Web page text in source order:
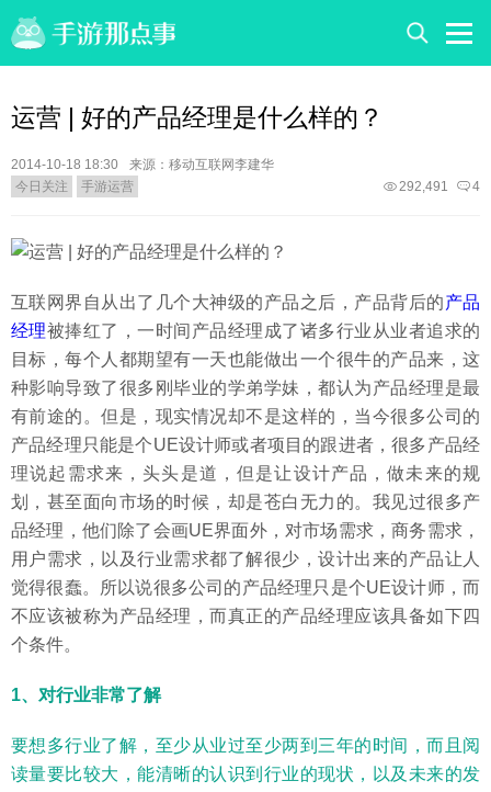
运营 | 好的产品经理是什么样的？
2014-10-18 18:30
来源：移动互联网李建华
今日关注
手游运营 4
292,491
互联网界自从出了几个大神级的产品之后，产品背后的产品
经理被捧红了，一时间产品经理成了诸多行业从业者追求的
目标，每个人都期望有一天也能做出一个很牛的产品来，这
种影响导致了很多刚毕业的学弟学妹，都认为产品经理是最
有前途的。但是，现实情况却不是这样的，当今很多公司的
产品经理只能是个UE设计师或者项目的跟进者，很多产品经
理说起需求来，头头是道，但是让设计产品，做未来的规
划，甚至面向市场的时候，却是苍白无力的。我见过很多产
品经理，他们除了会画UE界面外，对市场需求，商务需求，
用户需求，以及行业需求都了解很少，设计出来的产品让人
觉得很蠢。所以说很多公司的产品经理只是个UE设计师，而
不应该被称为产品经理，而真正的产品经理应该具备如下四
个条件。
1、对行业非常了解
要想多行业了解，至少从业过至少两到三年的时间，而且阅
读量要比较大，能清晰的认识到行业的现状，以及未来的发